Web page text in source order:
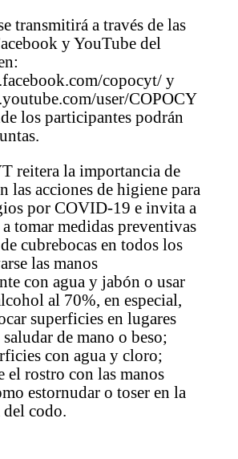
transmitirá a través de las
y YouTube del
copocyt/ y
user/COPOCY
los participantes podrán
reitera la importancia de
las acciones de higiene para
por COVID-19 e invita a
tomar medidas preventivas
cubrebocas en todos los
las manos
con agua y jabón o usar
al 70%, en especial,
superficies en lugares
de mano o beso;
con agua y cloro;
el rostro con las manos
estornudar o toser en la
codo.